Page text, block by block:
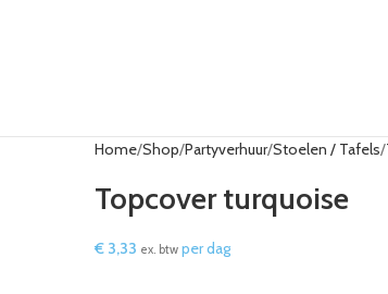
Home Shop Partyverhuur Stoelen / Tafels
Topcover turquoise
€3,33 ex. btwper dag